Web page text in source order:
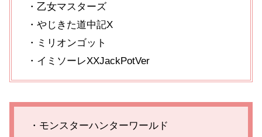
・乙女マスターズ
・やじきた道中記X
・ミリオンゴット
・イミソーレXXJackPotVer
・モンスターハンターワールド